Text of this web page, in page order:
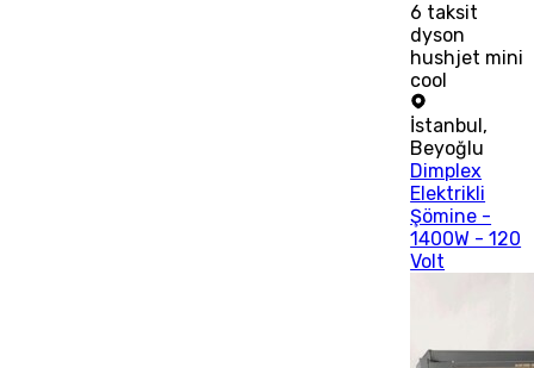
6 taksit
dyson
hushjet mini
cool
İstanbul ,
Beyoğlu
Dimplex
Elektrikli
Şömine -
1400W - 120
Volt